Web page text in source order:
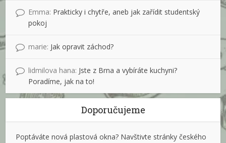
Emma: Prakticky i chytře, aneb jak zařídit studentský
pokoj
marie: Jak opravit záchod?
lidmilova hana: Jste z Brna a vybíráte kuchyni?
Poradíme, jak na to!
Doporučujeme
Poptáváte nová plastová okna? Navštivte stránky českého